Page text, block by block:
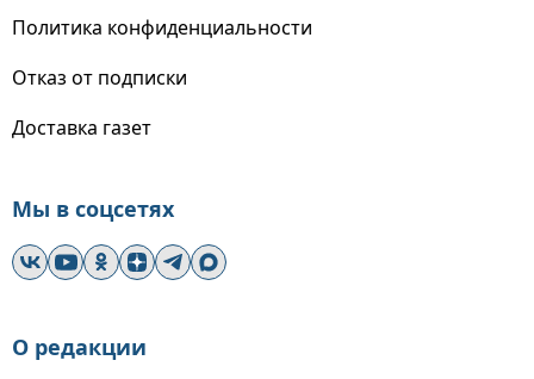
Политика конфиденциальности
Отказ от подписки
Доставка газет
Мы в соцсетях
О редакции